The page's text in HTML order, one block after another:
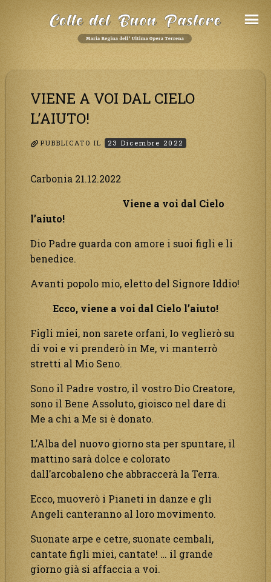
VIENE A VOI DAL CIELO
L’AIUTO!
PUBBLICATO IL 23 Dicembre 2022
Carbonia 21.12.2022
Viene a voi dal Cielo
l’aiuto!
Dio Padre guarda con amore i suoi figli e li
benedice.
Avanti popolo mio, eletto del Signore Iddio!
Ecco, viene a voi dal Cielo l’aiuto!
Figli miei, non sarete orfani, Io veglierò su
di voi e vi prenderò in Me, vi manterrò
stretti al Mio Seno.
Sono il Padre vostro, il vostro Dio Creatore,
sono il Bene Assoluto, gioisco nel dare di
Me a chi a Me si è donato.
L’Alba del nuovo giorno sta per spuntare, il
mattino sarà dolce e colorato
dall’arcobaleno che abbraccerà la Terra.
Ecco, muoverò i Pianeti in danze e gli
Angeli canteranno al loro movimento.
Suonate arpe e cetre, suonate cembali,
cantate figli miei, cantate! … il grande
giorno già si affaccia a voi.